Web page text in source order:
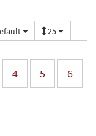
25
4 5 6